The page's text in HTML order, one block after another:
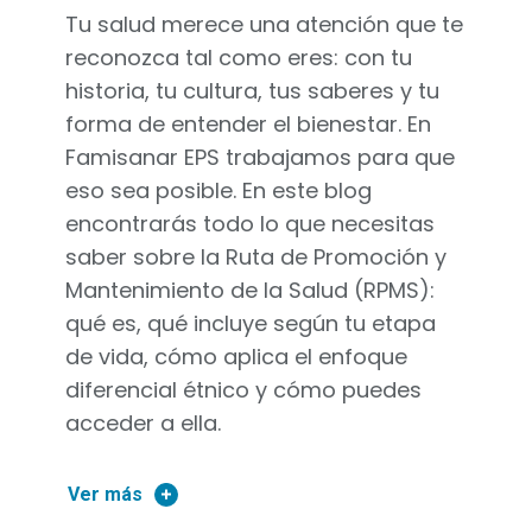
Tu salud merece una atención que te
reconozca tal como eres: con tu
historia, tu cultura, tus saberes y tu
forma de entender el bienestar. En
Famisanar EPS trabajamos para que
eso sea posible. En este blog
encontrarás todo lo que necesitas
saber sobre la Ruta de Promoción y
Mantenimiento de la Salud (RPMS):
qué es, qué incluye según tu etapa
de vida, cómo aplica el enfoque
diferencial étnico y cómo puedes
acceder a ella.
Ver más